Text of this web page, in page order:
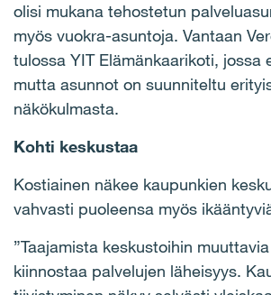
olisi mukana tehostetun
myös vuokra-asuntoja. Vantaan
tulossa YIT Elämänkaarikoti, jossa
mutta asunnot on suunniteltu
näkökulmasta.
Kohti keskustaa
Kostiainen näkee kaupunkien
vahvasti puoleensa myös
”Taajamista keskustoihin
kiinnostaa palvelujen läheisyys.